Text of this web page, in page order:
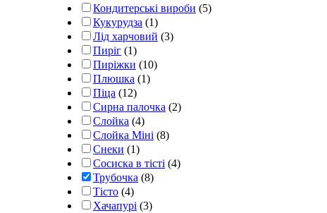
Кондитерські вироби (5)
Кукурудза (1)
Лід харчовий (3)
Пиріг (1)
Пиріжки (10)
Плюшка (1)
Піца (12)
Сирна палочка (2)
Слойка (4)
Слойка Міні (8)
Снеки (1)
Сосиска в тісті (4)
Трубочка (8)
Тісто (4)
Хачапурі (3)